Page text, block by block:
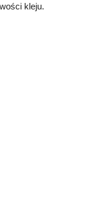
kleju.